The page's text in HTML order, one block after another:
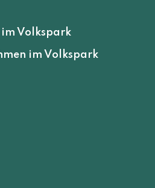
im Volkspark
im Volkspark